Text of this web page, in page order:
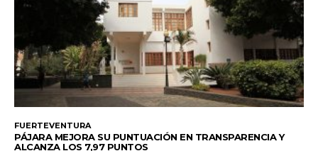
FUERTEVENTURA
PÁJARA MEJORA SU PUNTUACIÓN EN TRANSPARENCIA Y
ALCANZA LOS 7,97 PUNTOS